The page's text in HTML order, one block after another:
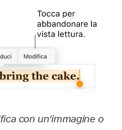
con un’immagine o